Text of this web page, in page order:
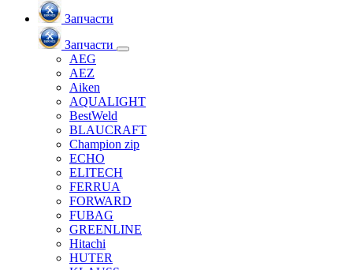
Запчасти
Запчасти
AEG
AEZ
Aiken
AQUALIGHT
BestWeld
BLAUCRAFT
Champion zip
ECHO
ELITECH
FERRUA
FORWARD
FUBAG
GREENLINE
Hitachi
HUTER